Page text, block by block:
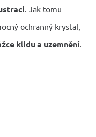
. Jak tomu
ochranný krystal,
klidu a uzemnění